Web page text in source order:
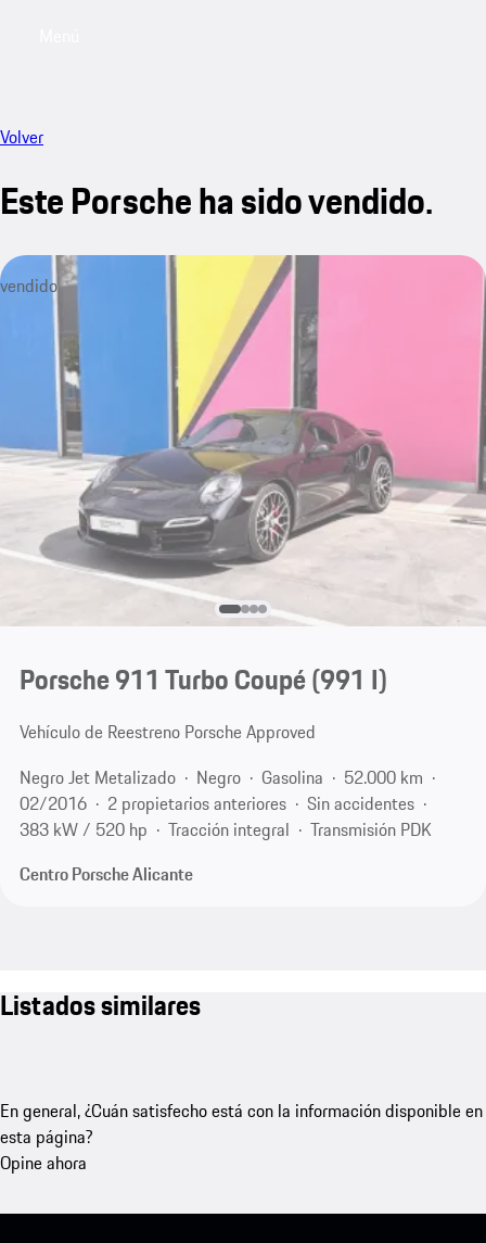
Volver
Este Porsche ha sido vendido.
vendido
Porsche 911 Turbo Coupé(991 I)
Vehículo de Reestreno Porsche Approved
Negro Jet Metalizado
Negro Gasolina
52.000 km
02/2016
2 propietarios anteriores
Sin accidentes
383 kW / 520 hp
Tracción integral
Transmisión PDK
Centro Porsche Alicante
Listados similares
En general, ¿Cuán satisfecho está con la información disponible en
esta página?
Opine ahora